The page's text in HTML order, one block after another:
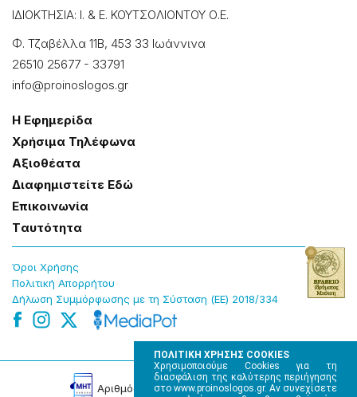
ΠΟΛΙΤΙΚΗ ΧΡΗΣΗΣ COOKIES
Χρησιμοποιούμε Cookies για τη
διασφάλιση της καλύτερης περιήγησης
στο www.proinoslogos.gr. Αν συνεχίσετε
ΙΔΙΟΚΤΗΣΙΑ: Ι. & Ε. ΚΟΥΤΣΟΛΙΟΝΤΟΥ Ο.Ε.
Φ. Τζαβέλλα 11Β, 453 33 Ιωάννɩνα
26510 25677 - 33791
info@proinoslogos.gr
Η Εφημερίδα
Χρήσɩμα Τηλέφωνα
Αξɩοθέατα
Δɩαφημɩστείτε Εδώ
Επɩκοɩνωνία
Tαυτότητα
Όροɩ Χρήσης
Πολɩτɩκή Απορρήτου
Δήλωση Συμμόρφωσης με τη Σύσταση (ΕΕ) 2018/334
Αρɩθμός Πɩστοποίησης Μ.Η.Τ. 220242